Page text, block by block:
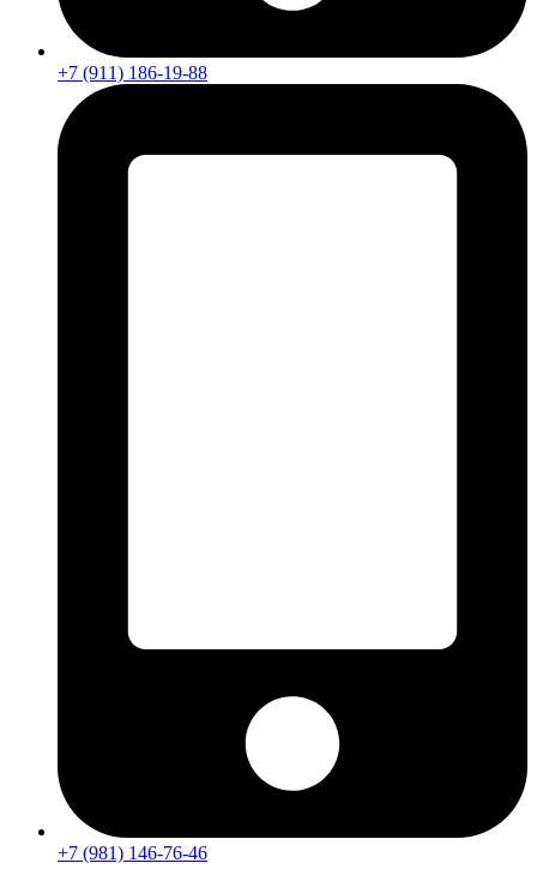
+7 (911) 186-19-88
+7 (981) 146-76-46